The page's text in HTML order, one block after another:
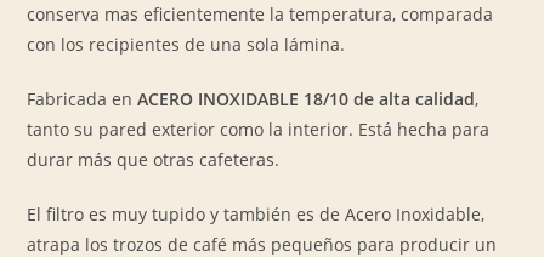
ml
cantidad
conserva mas eficientemente la temperatura, comparada
con los recipientes de una sola lámina.
Fabricada enACERO INOXIDABLE 18/10 de alta calidad,
tanto su pared exterior como la interior. Está hecha para
durar más que otras cafeteras.
El filtro es muy tupido y también es de Acero Inoxidable,
atrapa los trozos de café más pequeños para producir un